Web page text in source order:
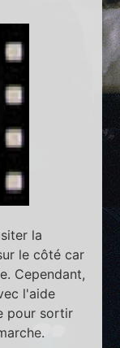
la
le côté car
Cependant,
l'aide
pour sortir